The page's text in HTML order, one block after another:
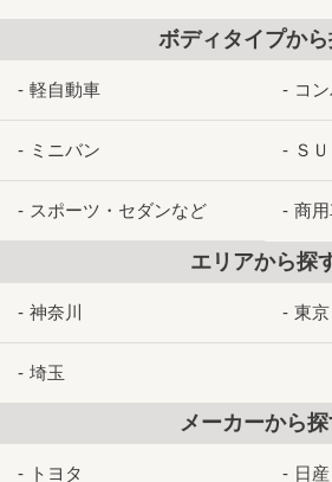
ボディタイプか
軽自動車 コ
ミニバン ＳＵ
スポーツ・セダンなど 商
エリアから探
神奈川 東京
埼玉
メーカーから
トヨタ 日産